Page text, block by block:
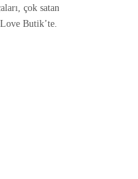
çok satan
Butik’te.